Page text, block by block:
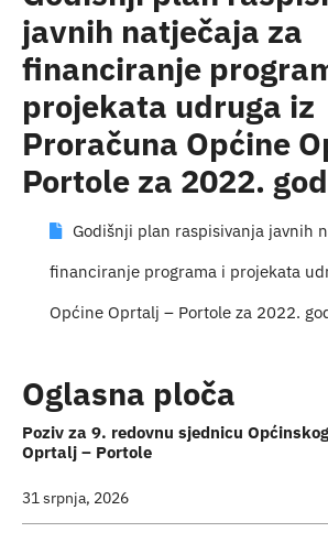
Za građane
Mjesta
Subjekti
Turistička ponuda
javnih natječaja za
financiranje
projekata udruga iz
Proračuna Općine
Portole za 2022.
Godišnji plan raspisivanja javnih
financiranje programa i projekata
Općine Oprtalj – Portole za 2022.
Oglasna ploča
Poziv za 9. redovnu sjednicu
Oprtalj – Portole
31 srpnja, 2026